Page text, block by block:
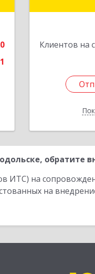
1
Клиентов на
обратите
ИТС) на
на